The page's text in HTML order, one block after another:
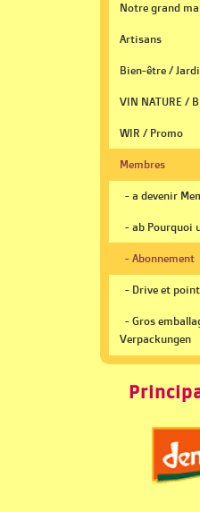
Notre grand
Artisans
Bien-être /
VIN NATURE /
WIR / Promo
Membres
- a devenir
- ab Pourquoi
- Abonnement
- Drive et
- Gros
Verpackungen